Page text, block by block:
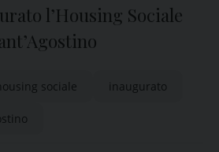
l’Housing Sociale
sociale inaugurato